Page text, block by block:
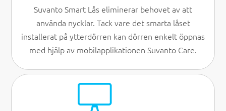
Suvanto Smart Lås eliminerar behovet av att
använda nycklar. Tack vare det smarta låset
installerat på ytterdörren kan dörren enkelt öppnas
med hjälp av mobilapplikationen Suvanto Care.